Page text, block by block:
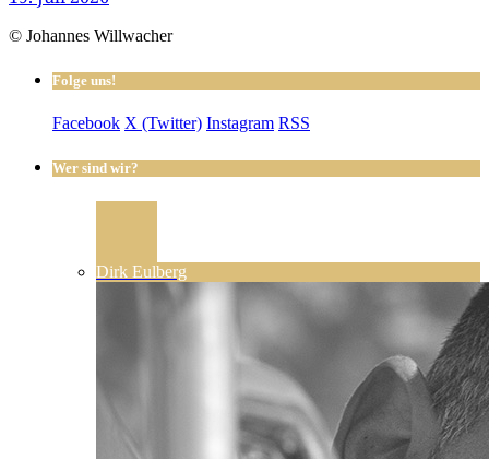
© Johannes Willwacher
Folge uns!
Facebook X (Twitter) Instagram RSS
Wer sind wir?
Dirk Eulberg